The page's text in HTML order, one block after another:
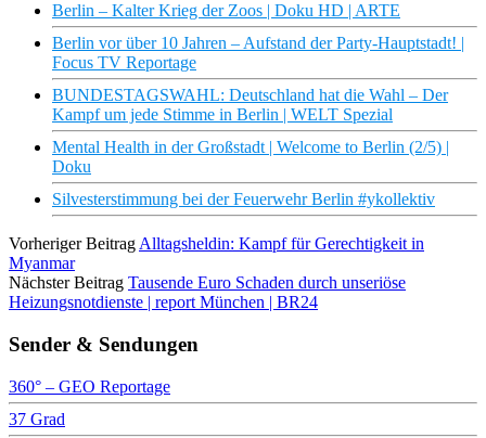
Berlin – Kalter Krieg der Zoos | Doku HD | ARTE
Berlin vor über 10 Jahren – Aufstand der Party-Hauptstadt! |
Focus TV Reportage
BUNDESTAGSWAHL: Deutschland hat die Wahl – Der
Kampf um jede Stimme in Berlin | WELT Spezial
Mental Health in der Großstadt | Welcome to Berlin (2/5) |
Doku
Silvesterstimmung bei der Feuerwehr Berlin #ykollektiv
Vorheriger Beitrag Alltagsheldin: Kampf für Gerechtigkeit in
Myanmar
Nächster Beitrag Tausende Euro Schaden durch unseriöse
Heizungsnotdienste | report München | BR24
Sender & Sendungen
360° – GEO Reportage
37 Grad